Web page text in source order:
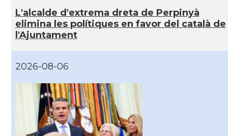
L'alcalde d'extrema dreta de Perpinyà
elimina les polítiques en favor del català de
l'Ajuntament
2026-08-06